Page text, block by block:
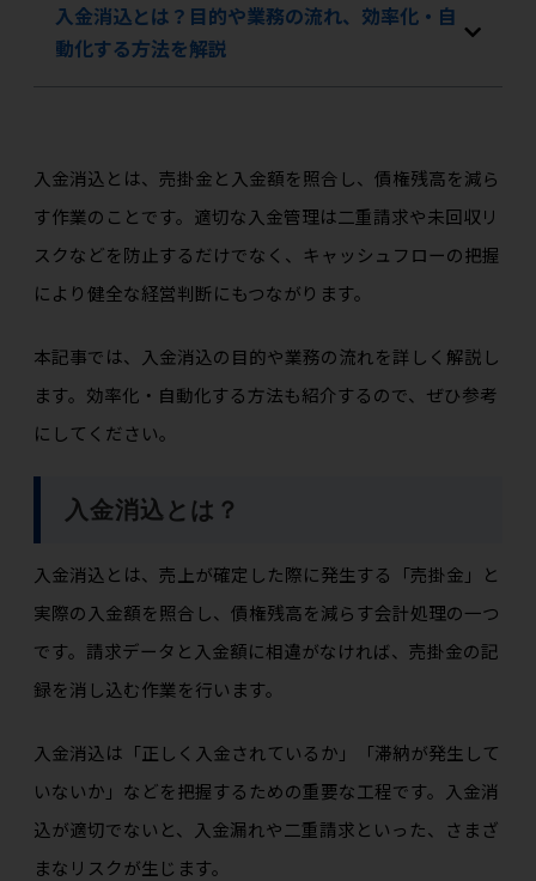
入金消込とは？目的や業務の流れ、効率化・自
動化する方法を解説
入金消込とは、売掛金と入金額を照合し、債権残高を減ら
す作業のことです。適切な入金管理は二重請求や未回収リ
スクなどを防止するだけでなく、キャッシュフローの把握
により健全な経営判断にもつながります。
本記事では、入金消込の目的や業務の流れを詳しく解説し
ます。効率化・自動化する方法も紹介するので、ぜひ参考
にしてください。
入金消込とは？
入金消込とは、売上が確定した際に発生する「売掛金」と
実際の入金額を照合し、債権残高を減らす会計処理の一つ
です。請求データと入金額に相違がなければ、売掛金の記
録を消し込む作業を行います。
入金消込は「正しく入金されているか」「滞納が発生して
いないか」などを把握するための重要な工程です。入金消
込が適切でないと、入金漏れや二重請求といった、さまざ
まなリスクが生じます。